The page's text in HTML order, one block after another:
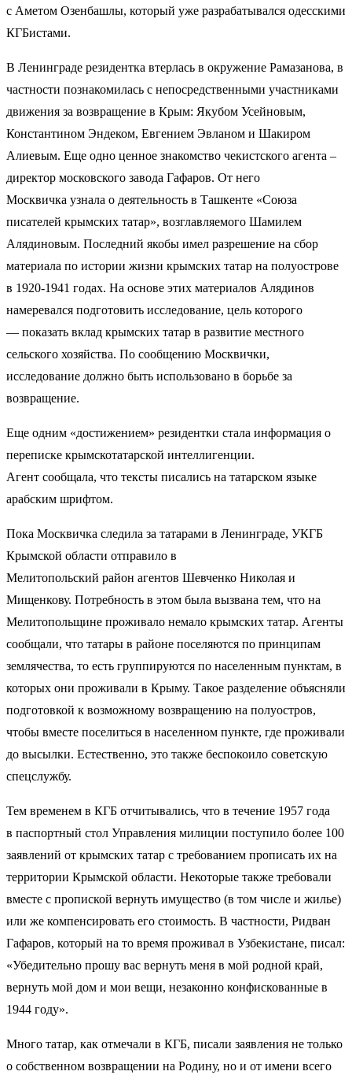
с Аметом Озенбашлы, который уже разрабатывался одесскими
КГБистами.
В Ленинграде резидентка втерлась в окружение Рамазанова, в
частности познакомилась с непосредственными участниками
движения за возвращение в Крым: Якубом Усейновым,
Константином Эндеком, Евгением Эвланом и Шакиром
Алиевым. Еще одно ценное знакомство чекистского агента –
директор московского завода Гафаров. От него
Москвичка узнала о деятельность в Ташкенте «Союза
писателей крымских татар», возглавляемого Шамилем
Алядиновым. Последний якобы имел разрешение на сбор
материала по истории жизни крымских татар на полуострове
в 1920-1941 годах. На основе этих материалов Алядинов
намеревался подготовить исследование, цель которого
— показать вклад крымских татар в развитие местного
сельского хозяйства. По сообщению Москвички,
исследование должно быть использовано в борьбе за
возвращение.
Еще одним «достижением» резидентки стала информация о
переписке крымскотатарской интеллигенции.
Агент сообщала, что тексты писались на татарском языке
арабским шрифтом.
Пока Москвичка следила за татарами в Ленинграде, УКГБ
Крымской области отправило в
Мелитопольский район агентов Шевченко Николая и
Мищенкову. Потребность в этом была вызвана тем, что на
Мелитопольщине проживало немало крымских татар. Агенты
сообщали, что татары в районе поселяются по принципам
землячества, то есть группируются по населенным пунктам, в
которых они проживали в Крыму. Такое разделение объясняли
подготовкой к возможному возвращению на полуостров,
чтобы вместе поселиться в населенном пункте, где проживали
до высылки. Естественно, это также беспокоило советскую
спецслужбу.
Тем временем в КГБ отчитывались, что в течение 1957 года
в паспортный стол Управления милиции поступило более 100
заявлений от крымских татар с требованием прописать их на
территории Крымской области. Некоторые также требовали
вместе с пропиской вернуть имущество (в том числе и жилье)
или же компенсировать его стоимость. В частности, Ридван
Гафаров, который на то время проживал в Узбекистане, писал:
«Убедительно прошу вас вернуть меня в мой родной край,
вернуть мой дом и мои вещи, незаконно конфискованные в
1944 году».
Много татар, как отмечали в КГБ, писали заявления не только
о собственном возвращении на Родину, но и от имени всего